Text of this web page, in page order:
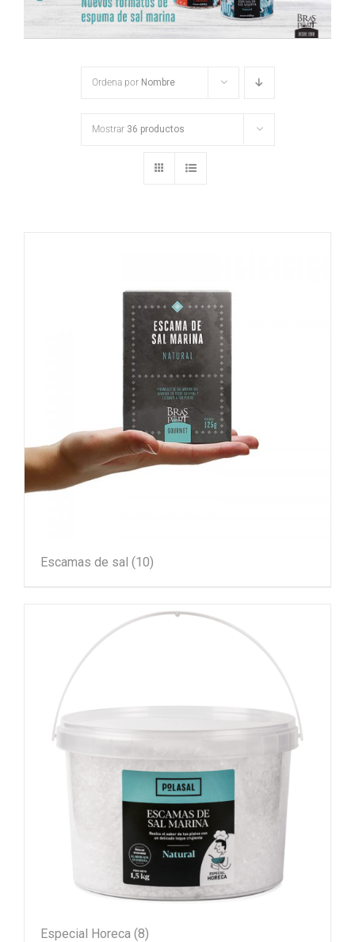
Ordena por Nombre
Mostrar 36 productos
Escamas de sal (10)
Especial Horeca (8)